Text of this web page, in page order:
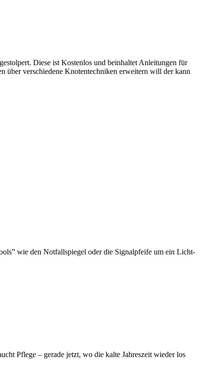
Diese ist Kostenlos und beinhaltet Anleitungen für
über verschiedene Knotentechniken erweitern will der kann
wie den Notfallspiegel oder die Signalpfeife um ein Licht-
Pflege – gerade jetzt, wo die kalte Jahreszeit wieder los